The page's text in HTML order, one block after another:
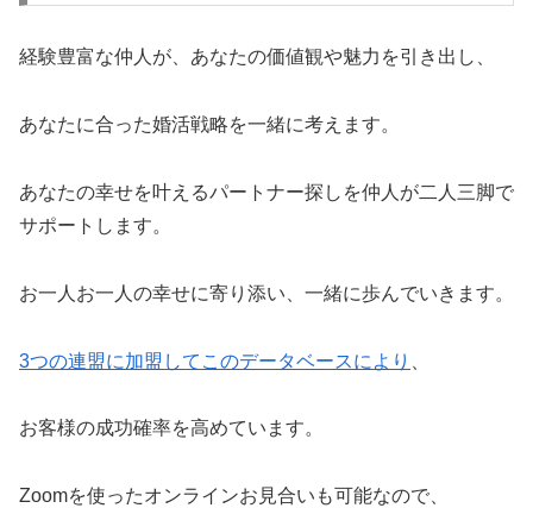
経験豊富な仲人が、あなたの価値観や魅力を引き出し、
あなたに合った婚活戦略を一緒に考えます。
あなたの幸せを叶えるパートナー探しを仲人が二人三脚で
サポートします。
お一人お一人の幸せに寄り添い、一緒に歩んでいきます。
3つの連盟に加盟してこのデータベースにより
お客様の成功確率を高めています。
Zoomを使ったオンラインお見合いも可能なので、